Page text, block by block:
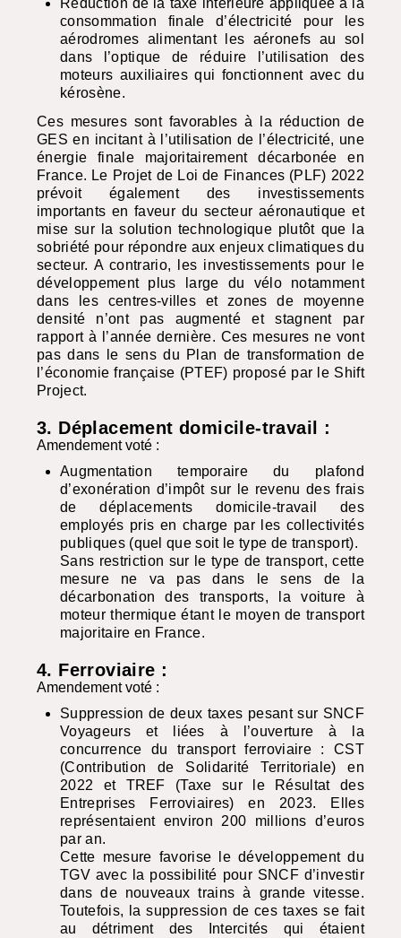
Réduction de la taxe intérieure appliquée à la
consommation finale d’électricité pour les
aérodromes alimentant les aéronefs au sol
dans l’optique de réduire l’utilisation des
moteurs auxiliaires qui fonctionnent avec du
kérosène.
Ces mesures sont favorables à la réduction de
GES en incitant à l’utilisation de l’électricité, une
énergie finale majoritairement décarbonée en
France. Le Projet de Loi de Finances (PLF) 2022
prévoit également des investissements
importants en faveur du secteur aéronautique et
mise sur la solution technologique plutôt que la
sobriété pour répondre aux enjeux climatiques du
secteur. A contrario, les investissements pour le
développement plus large du vélo notamment
dans les centres-villes et zones de moyenne
densité n’ont pas augmenté et stagnent par
rapport à l’année dernière. Ces mesures ne vont
pas dans le sens du Plan de transformation de
l’économie française (PTEF) proposé par le Shift
Project.
3. Déplacement domicile-travail :
Amendement voté :
Augmentation temporaire du plafond
d’exonération d’impôt sur le revenu des frais
de déplacements domicile-travail des
employés pris en charge par les collectivités
publiques (quel que soit le type de transport).
Sans restriction sur le type de transport, cette
mesure ne va pas dans le sens de la
décarbonation des transports, la voiture à
moteur thermique étant le moyen de transport
majoritaire en France.
4. Ferroviaire :
Amendement voté :
Suppression de deux taxes pesant sur SNCF
Voyageurs et liées à l’ouverture à la
concurrence du transport ferroviaire :CST
(Contribution de Solidarité Territoriale) en
2022 et TREF (Taxe sur le Résultat des
Entreprises Ferroviaires) en 2023. Elles
représentaient environ 200 millions d’euros
par an.
Cette mesure favorise le développement du
TGVavec la possibilité pour SNCFd’investir
dans de nouveaux trains à grande vitesse.
Toutefois, la suppression de ces taxes se fait
au détriment des Intercités qui étaient